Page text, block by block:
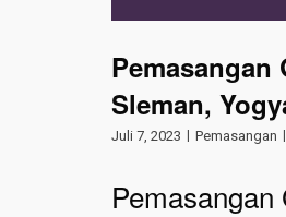
Sleman,
Juli 7, 2023 Pemasangan